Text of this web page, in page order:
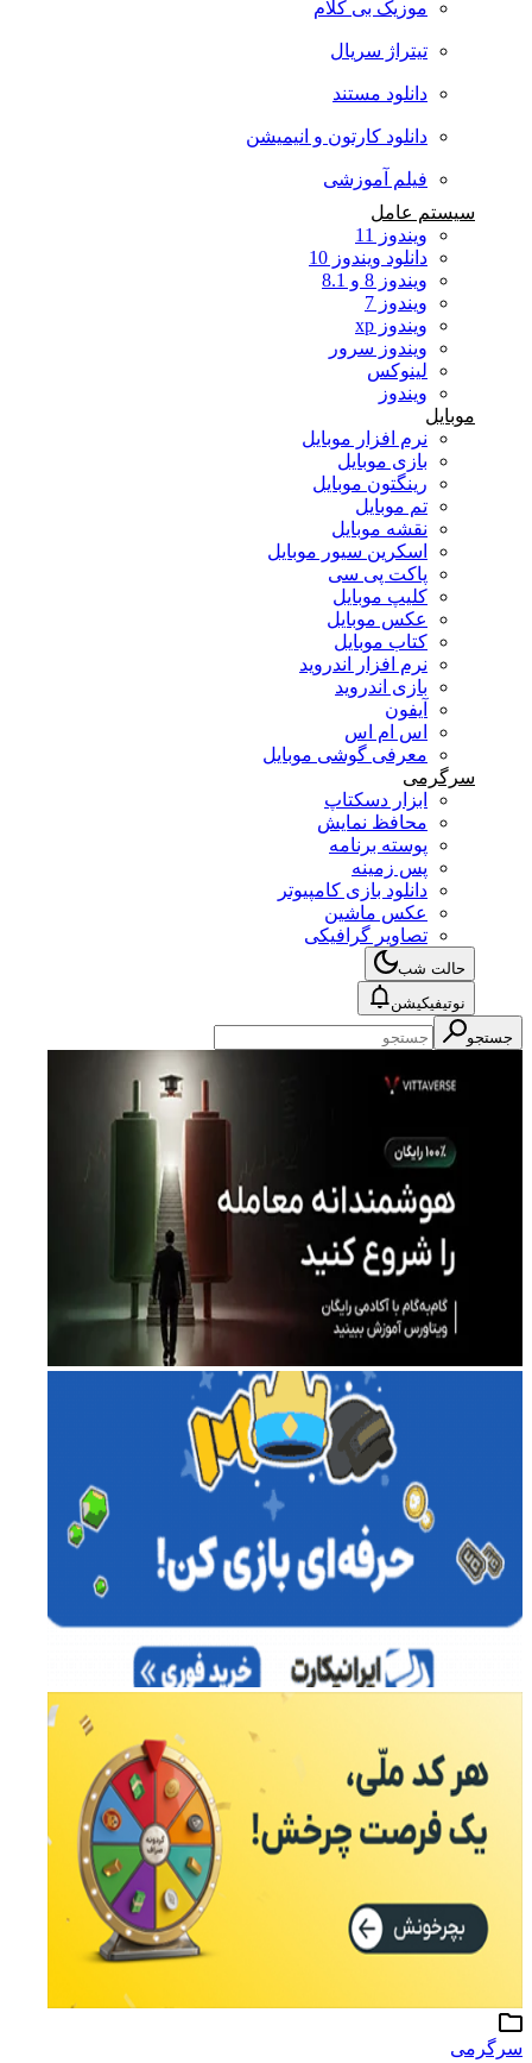
موزیک بی کلام
تیتراژ سریال
دانلود مستند
دانلود کارتون و انیمیشن
فیلم آموزشی
سیستم عامل
ویندوز 11
دانلود ویندوز 10
ویندوز 8 و 8.1
ویندوز 7
ویندوز xp
ویندوز سرور
لینوکس
ویندوز
موبایل
نرم افزار موبایل
بازی موبایل
رینگتون موبایل
تم موبایل
نقشه موبایل
اسکرین سیور موبایل
پاکت پی سی
کلیپ موبایل
عکس موبایل
کتاب موبایل
نرم افزار اندروید
بازی اندروید
آیفون
اس ام اس
معرفی گوشی موبایل
سرگرمی
ابزار دسکتاپ
محافظ نمایش
پوسته برنامه
پس زمینه
دانلود بازی کامپیوتر
عکس ماشین
تصاویر گرافیکی
حالت شب
نوتیفیکیشن
جستجو
سرگرمی